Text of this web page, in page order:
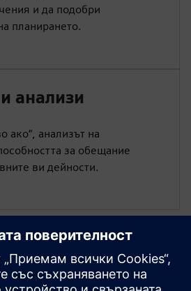
и да подобри
планирането.
анализи
ако“, анализът на
за обещание
ви дейности.